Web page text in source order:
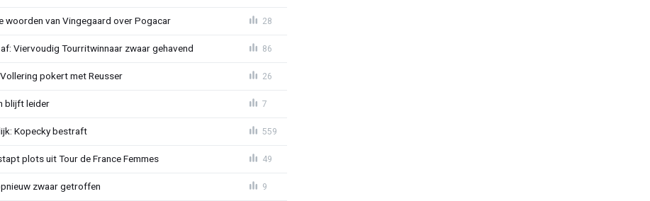
woorden van Vingegaard over Pogacar 28
Viervoudig Tourritwinnaar zwaar gehavend 86
pokert met Reusser 26
blijft leider 7
Kopecky bestraft 559
plots uit Tour de France Femmes 49
zwaar getroffen 9